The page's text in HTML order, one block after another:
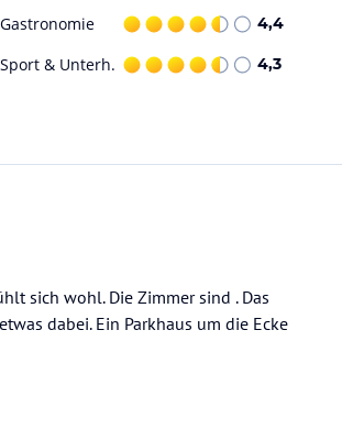
Gastronomie 4,4
Sport & Unterh. 4,3
sich wohl. Die Zimmer sind . Das
dabei. Ein Parkhaus um die Ecke